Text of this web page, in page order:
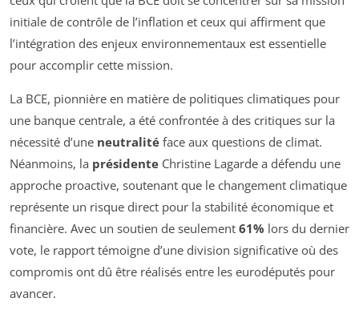
initiale de contrôle de l’inflation et ceux qui affirment que
l’intégration des enjeux environnementaux est essentielle
pour accomplir cette mission.
La BCE, pionnière en matière de politiques climatiques pour
une banque centrale, a été confrontée à des critiques sur la
nécessité d’une neutralité face aux questions de climat.
Néanmoins, la présidente Christine Lagarde a défendu une
approche proactive, soutenant que le changement climatique
représente un risque direct pour la stabilité économique et
financière. Avec un soutien de seulement 61% lors du dernier
vote, le rapport témoigne d’une division significative où des
compromis ont dû être réalisés entre les eurodéputés pour
avancer.